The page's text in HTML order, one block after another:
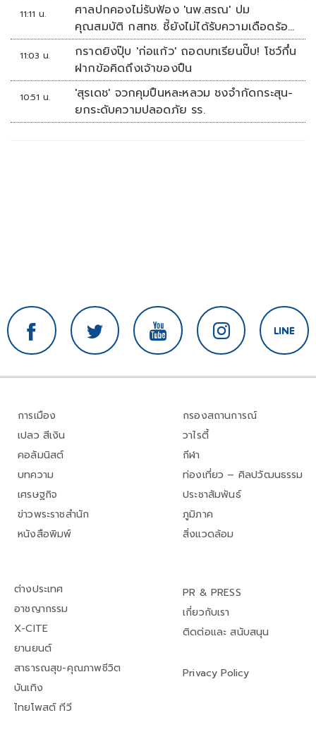
11:11 น.
ศาลปกคองไม่รับฟ้อง 'นพ.สรณ' ปม
คุณสมบัติ กสทช. ชี้ยังไม่ได้รับความเดือดร้อน
เสียหาย
11:03 น.
กราดยิงปุ๊บ 'ก่อแก้ว' ถอดบทเรียนปั๊บ! โชว์กึ๋น
ฝากข้อคิดถึงเจ้าของปืน
10:51 น.
'สุรเดช' จวกคุมปืนหละหลวม ชงจำกัดกระสุน-
ยกระดับความปลอดภัย รร.
การเมือง
เปลว สีเงิน
คอลัมนิสต์
บทความ
เศรษฐกิจ
ข่าวพระราชสำนัก
หนังสือพิมพ์
กรองสถานการณ์
วาไรตี้
กีฬา
ท่องเที่ยว – ศิลปวัฒนธรรม
ประชาสัมพันธ์
ภูมิภาค
สิ่งแวดล้อม
ต่างประเทศ
อาชญากรรม
X-CITE
ยานยนต์
สาธารณสุข-คุณภาพชีวิต
บันเทิง
ไทยโพสต์ ทีวี
PR & PRESS
เกี่ยวกับเรา
ติดต่อและ สนับสนุน
Privacy Policy